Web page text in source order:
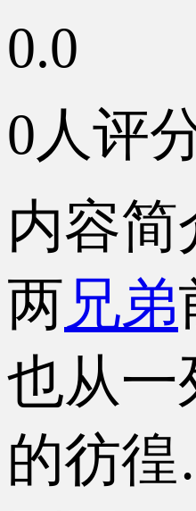
0.0
0人评
内容简
两兄弟
也从一
的彷